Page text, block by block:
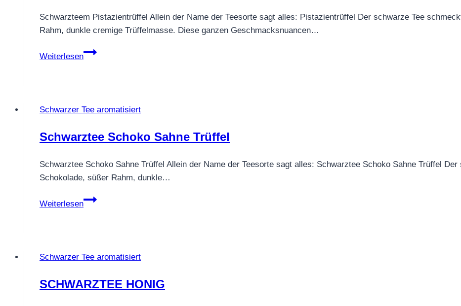
Schwarzteem Pistazientrüffel Allein der Name der Teesorte sagt alles: Pistazientrüffel Der schwarze Tee
Rahm, dunkle cremige Trüffelmasse. Diese ganzen Geschmacksnuancen…
Weiterlesen
Schwarztee
Schwarzer Tee aromatisiert
Schwarztee Schoko Sahne Trüffel
Schwarztee Schoko Sahne Trüffel Allein der Name der Teesorte sagt alles: Schwarztee Schoko Sahne Trüffel
Schokolade, süßer Rahm, dunkle…
Weiterlesen
Schwarztee
Schwarzer Tee aromatisiert
SCHWARZTEE HONIG